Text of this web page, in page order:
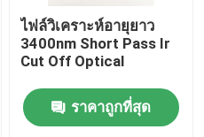
ไฟล์วิเคราะห์อายุยาว
3400nm Short Pass Ir
Cut Off Optical
ราคาถูกที่สุด